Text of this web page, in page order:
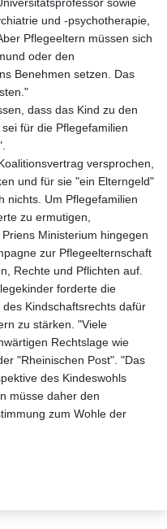
sowie
und -psychotherapie,
Pflegeeltern müssen sich
oder den
Benehmen setzen. Das
dass das Kind zu den
für die Pflegefamilien
versprochen,
und für sie "ein Elterngeld"
nichts. Um Pflegefamilien
zu ermutigen,
Ministerium hingegen
zur Pflegeelternschaft
Rechte und Pflichten auf.
forderte die
Kindschaftsrechts dafür
zu stärken. "Viele
Rechtslage wie
"Rheinischen Post". "Das
des Kindeswohls
müsse daher den
zum Wohle der